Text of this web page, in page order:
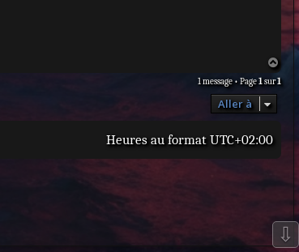
a
u
1 message • Page1sur1
Aller à
Heures au format UTC+02:00
⇩